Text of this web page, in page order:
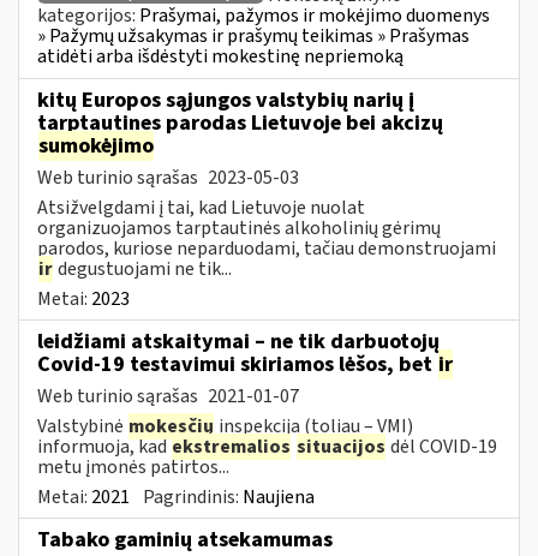
kategorijos: Prašymai, pažymos ir mokėjimo duomenys
» Pažymų užsakymas ir prašymų teikimas » Prašymas
atidėti arba išdėstyti mokestinę nepriemoką
kitų Europos sąjungos valstybių narių į
tarptautines parodas Lietuvoje bei akcizų
sumokėjimo
Web turinio sąrašas 2023-05-03
Atsižvelgdami į tai, kad Lietuvoje nuolat
organizuojamos tarptautinės alkoholinių gėrimų
parodos, kuriose neparduodami, tačiau demonstruojami
irdegustuojami ne tik...
Metai: 2023
leidžiami atskaitymai – ne tik darbuotojų
Covid-19 testavimui skiriamos lėšos, bet ir
Web turinio sąrašas 2021-01-07
Valstybinė mokesčių inspekcija (toliau – VMI)
informuoja, kadekstremalios situacijos dėl COVID-19
metu įmonės patirtos...
Metai: 2021 Pagrindinis: Naujiena
Tabako gaminių atsekamumas